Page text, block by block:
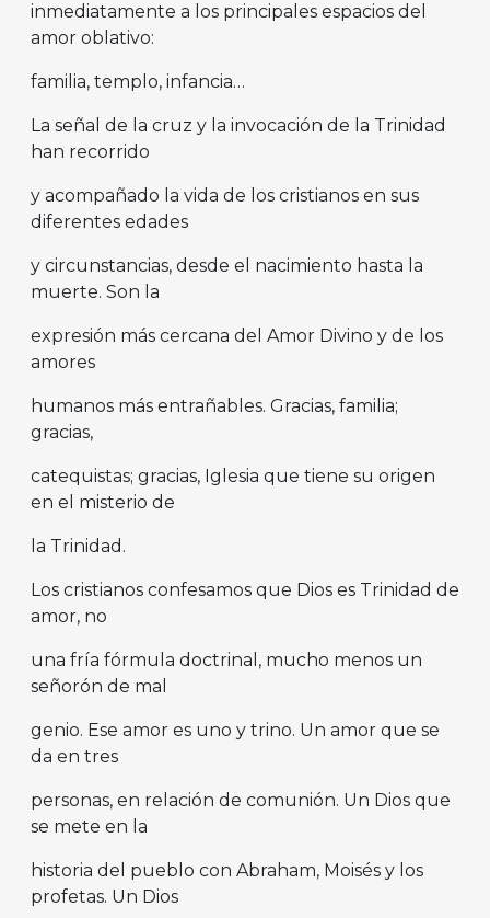
inmediatamente a los principales espacios del
amor oblativo:
familia, templo, infancia…
La señal de la cruz y la invocación de la Trinidad
han recorrido
y acompañado la vida de los cristianos en sus
diferentes edades
y circunstancias, desde el nacimiento hasta la
muerte. Son la
expresión más cercana del Amor Divino y de los
amores
humanos más entrañables. Gracias, familia;
gracias,
catequistas; gracias, Iglesia que tiene su origen
en el misterio de
la Trinidad.
Los cristianos confesamos que Dios es Trinidad de
amor, no
una fría fórmula doctrinal, mucho menos un
señorón de mal
genio. Ese amor es uno y trino. Un amor que se
da en tres
personas, en relación de comunión. Un Dios que
se mete en la
historia del pueblo con Abraham, Moisés y los
profetas. Un Dios